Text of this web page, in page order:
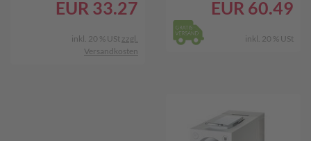
EUR 33.27
inkl. 20 % USt zzgl.
Versandkosten
EUR 60.49
inkl. 20 % USt